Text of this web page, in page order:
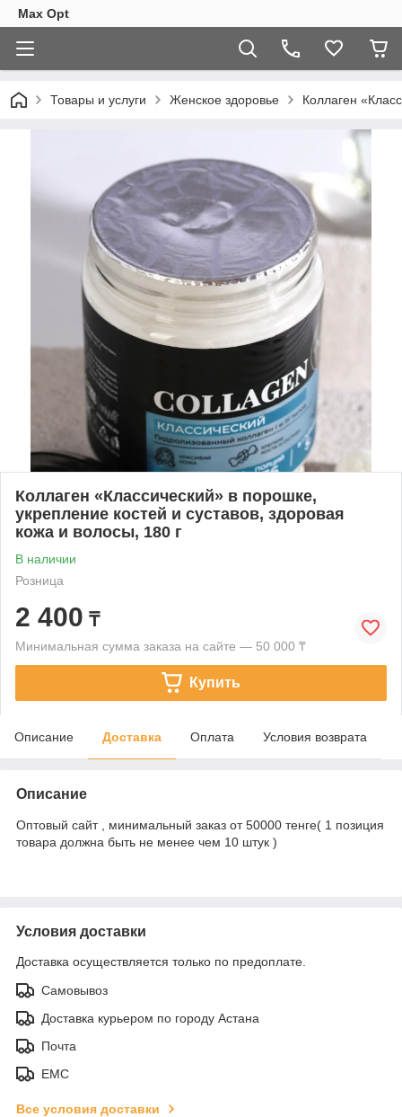
Max Opt
Товары и услуги Женское здоровье Коллаген
Коллаген «Классический» в порошке,
укрепление костей и суставов, здоровая
кожа и волосы, 180 г
В наличии
Розница
2 400 ₸
Минимальная сумма заказа на сайте — 50 000 ₸
Купить
Описание Доставка Оплата Условия возврата
Описание
Оптовый сайт , минимальный заказ от 50000 тенге( 1 позиция
товара должна быть не менее чем 10 штук )
Условия доставки
Доставка осуществляется только по предоплате.
Самовывоз
Доставка курьером по городу Астана
Почта
ЕМС
Все условия доставки